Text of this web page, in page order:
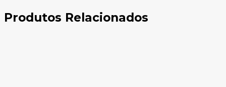
Produtos Relacionados